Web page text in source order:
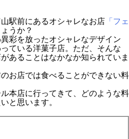
駅前にあるオシャレなお店 「フェ
うか？
彩を放ったオシャレなデザイン
ている洋菓子店。ただ、そんな
あることはなかなか知られていま
お店では食べることができない料
本店に行ってきて、どのような料
と思います。